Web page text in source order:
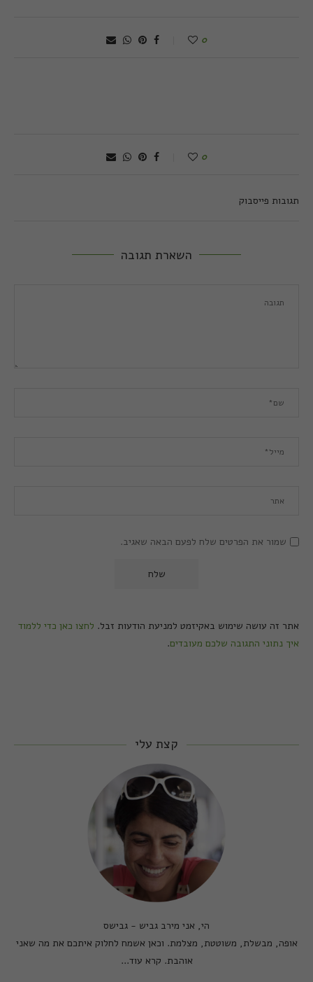
0
0
תגובות פייסבוק
השארת תגובה
שמור את הפרטים שלח לפעם הבאה שאגיב.
אתר זה עושה שימוש באקיזמט למניעת הודעות זבל. לחצו כאן כדי ללמוד
איך נתוני התגובה שלכם מעובדים.
קצת עלי
הי, אני מירב גביש - גבישס
אופה, מבשלת, משוטטת, מצלמת. וכאן אשמח לחלוק איתכם את מה שאני
אוהבת. קרא עוד...